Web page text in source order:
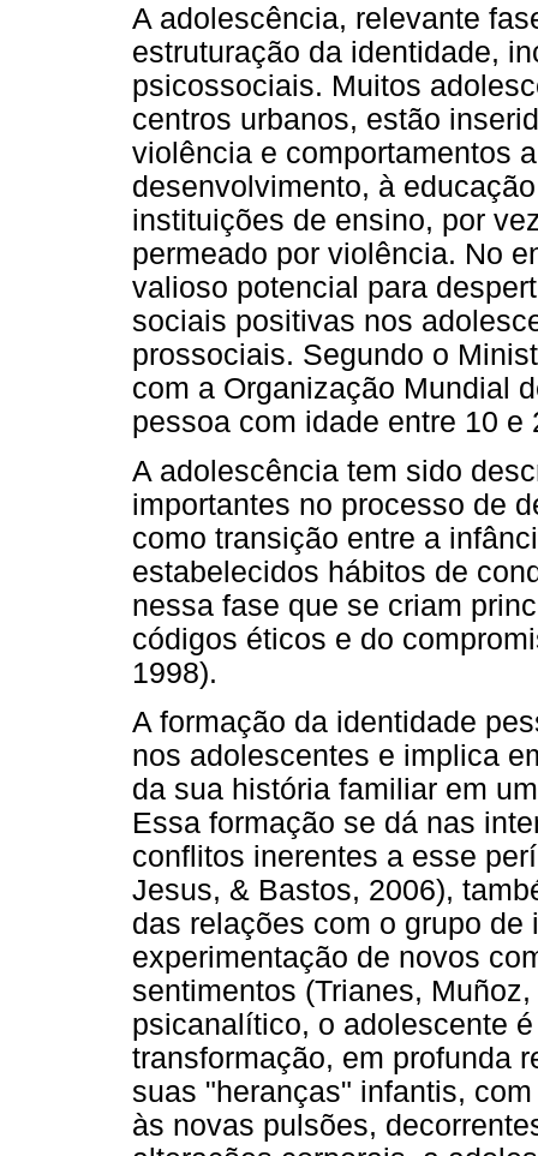
A adolescência, relevante
estruturação da identidade,
psicossociais. Muitos
centros urbanos, estão
violência e comportamentos
desenvolvimento, à
instituições de ensino, por
permeado por violência. No
valioso potencial para
sociais positivas nos
prossociais. Segundo o
com a Organização Mundial
pessoa com idade entre 10 e
A adolescência tem sido
importantes no processo de
como transição entre a
estabelecidos hábitos de
nessa fase que se criam
códigos éticos e do
1998).
A formação da identidade
nos adolescentes e implica
da sua história familiar em
Essa formação se dá nas
conflitos inerentes a esse
Jesus, & Bastos, 2006),
das relações com o grupo
experimentação de novos
sentimentos (Trianes,
psicanalítico, o adolescente
transformação, em profunda
suas "heranças" infantis,
às novas pulsões,